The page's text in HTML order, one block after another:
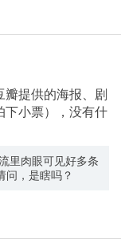
瓣提供的海报、剧
下小票），没有什
里肉眼可见好多条
摄。。。 就是请问，是瞎吗？